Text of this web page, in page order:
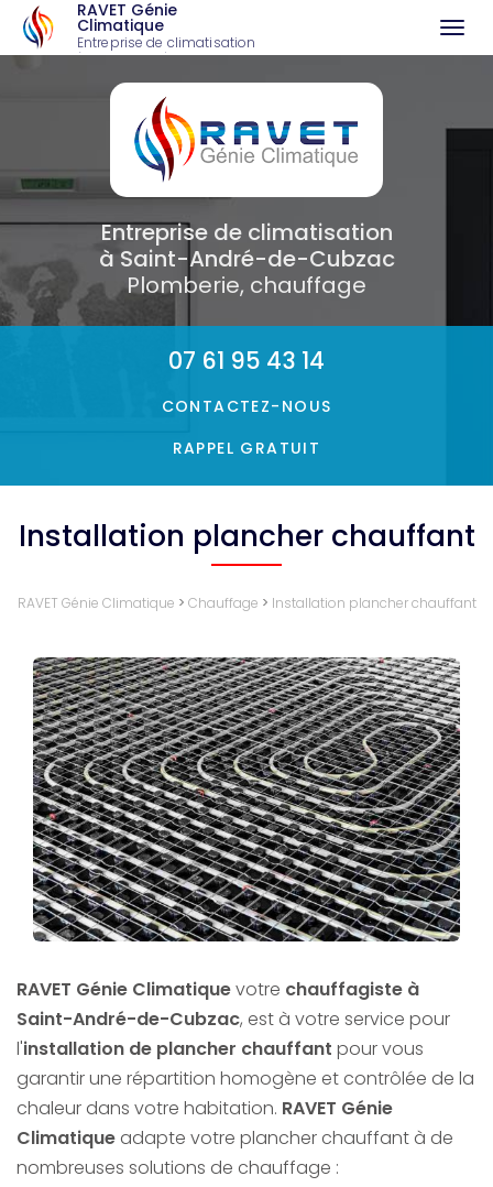
RAVET Génie
Climatique
Entreprise de climatisation
à Saint-André-de-Cubzac
Entreprise de climatisation
à Saint-André-de-Cubzac
Plomberie, chauffage
07 61 95 43 14
CONTACTEZ- NOUS
RAPPEL GRATUIT
Installation plancher chauffant
RAVET Génie Climatique > Chauffage > Installation plancher chauffant
RAVET Génie Climatiquevotre chauffagiste à
Saint-André-de-Cubzac, est à votre service pour
l'installation de plancher chauffant pour vous
garantir une répartition homogène et contrôlée de la
chaleur dans votre habitation. RAVET Génie
Climatique adapte votre plancher chauffant à de
nombreuses solutions de chauffage :